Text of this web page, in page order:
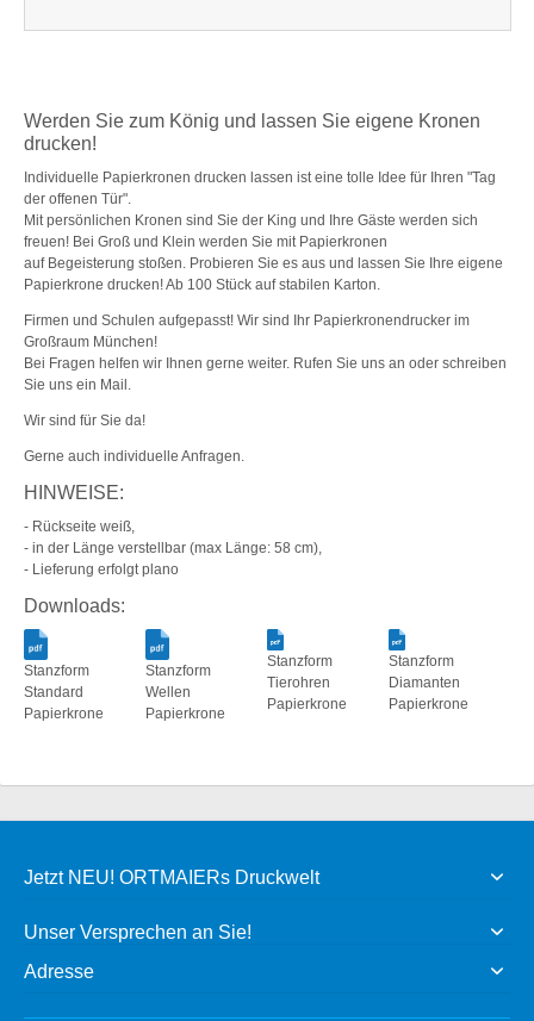
Werden Sie zum König und lassen Sie eigene Kronen
drucken!
Individuelle Papierkronen drucken lassen ist eine tolle Idee für Ihren "Tag
der offenen Tür".
Mit persönlichen Kronen sind Sie der King und Ihre Gäste werden sich
freuen! Bei Groß und Klein werden Sie mit Papierkronen
auf Begeisterung stoßen. Probieren Sie es aus und lassen Sie Ihre eigene
Papierkrone drucken! Ab 100 Stück auf stabilen Karton.
Firmen und Schulen aufgepasst! Wir sind Ihr Papierkronendrucker im
Großraum München!
Bei Fragen helfen wir Ihnen gerne weiter. Rufen Sie uns an oder schreiben
Sie uns ein Mail.
Wir sind für Sie da!
Gerne auch individuelle Anfragen.
HINWEISE:
- Rückseite weiß,
- in der Länge verstellbar (max Länge: 58 cm),
- Lieferung erfolgt plano
Downloads:
Stanzform
Standard
Papierkrone
Stanzform
Wellen
Papierkrone
Stanzform
Tierohren
Papierkrone
Stanzform
Diamanten
Papierkrone
Jetzt NEU! ORTMAIERs Druckwelt
Unser Versprechen an Sie!
Adresse